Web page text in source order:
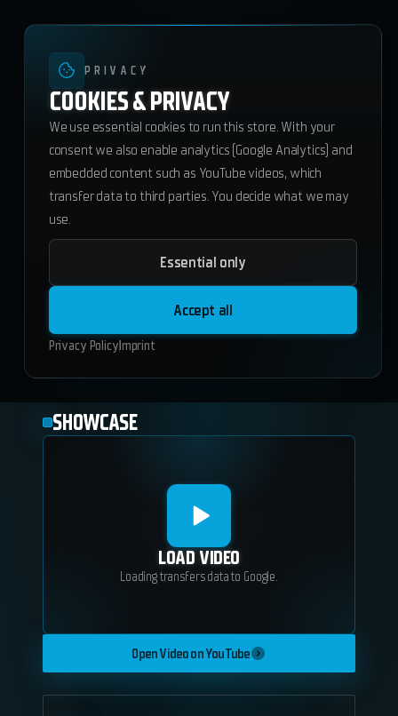
ws_keys 53.55€
QBCore
SHOWCASE
LOAD VIDEO
Loading transfers data to Google.
Open Video on YouTube
PRIVACY
COOKIES & PRIVACY
We use essential cookies to run this store. With your
consent we also enable analytics (Google Analytics) and
embedded content such as YouTube videos, which
transfer data to third parties. You decide what we may
use.
Essential only
Accept all
Privacy Policy Imprint